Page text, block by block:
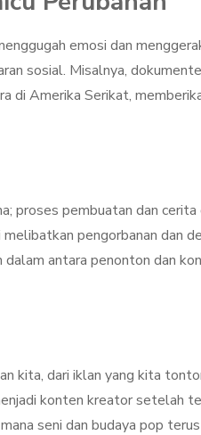
emosi dan
sosial. Misalnya,
di Amerika Serikat,
proses pembuatan dan
pengorbanan dan
antara penonton dan
kita, dari iklan yang kita
konten kreator setelah
seni dan budaya pop